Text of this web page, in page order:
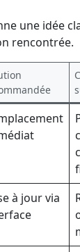
une idée
rencontrée.
à jour via